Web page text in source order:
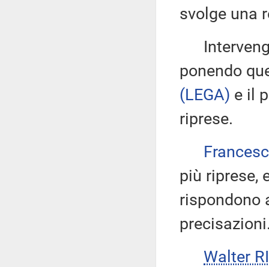
svolge una
ponendo
(LEGA) e il
riprese.
più riprese,
rispondono
Walter